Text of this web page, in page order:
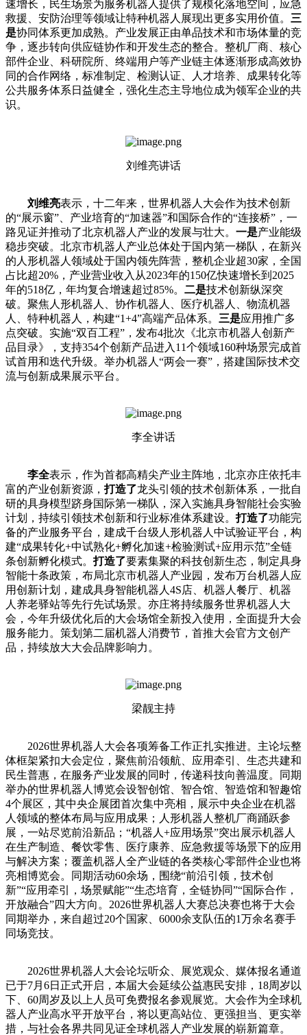
速增长，民生场景为服务机器人提供了规模化落地空间，应急
救援、安防治理等领域让特种机器人展现出更多实用价值。 三
是协同体系更加成熟。产业发展正由单品技术和市场体量的竞
争，逐步转向供应链协作和开发生态的整合。整机厂商、核心
部件企业、科研院所、终端用户等产业链主体逐渐形成高效协
同的合作网络，标准制定、检测认证、人才培养、成果转化等
公共服务体系日益健全，强化生态主导地位成为领军企业的共
识。
刘维亮讲话
刘维亮表示，十二年来，世界机器人大会作为技术创新
的“展示窗”、产业培育的“加速器”和国际合作的“连接桥”，一
路见证并推动了北京机器人产业的发展与壮大。 一是产业能级
稳步突破。北京市机器人产业总体处于国内第一梯队，在新兴
的人形机器人领域处于国内领先阵营，整机企业超30家，全国
占比超20%，产业营业收入从2023年的150亿快速增长到2025
年的518亿，年均复合增速超过85%。 二是技术创新纵深突
破。聚焦人形机器人、协作机器人、医疗机器人、物流机器
人、特种机器人，构建“1+4”高端产品体系。 三是应用推广多
点突破。实施“双百工程”，发布4批次《北京市机器人创新产
品目录》，支持354个创新产品进入11个领域160种场景完成首
试首用和迭代升级。举办机器人“两会一赛”，搭建国际技术交
流与创新成果展示平台。
李全讲话
李全表示，作为首都高精尖产业主阵地，北京亦庄依托丰
富的产业创新资源，打造了龙头引领的技术创新体系，一批自
研的具身模型跻身国际第一梯队，深入实施具身智能社会实验
计划，持续引领技术创新和行业标准体系建设。打造了功能完
备的产业服务平台，建成千台级人形机器人中试验证平台，构
建“成果转化+中试熟化+孵化加速+检验测试+应用示范”全链
条创新孵化模式。打造了要素集聚的科技创新生态，制定具身
智能十条政策，布局北京市机器人产业园，发布万台机器人应
用创新计划，建成具身智能机器人4S店、机器人餐厅、机器
人养老驿站等先行先试场景。亦庄将持续服务世界机器人大
会，今年升级优化后的大会场馆全新投入使用，全面提升大会
服务能力。策划第二届机器人消费节，首推大会官方文创产
品，持续放大大会品牌影响力。
梁靓主持
2026世界机器人大会各项筹备工作正扎实推进。主论坛整
体框架紧扣大会定位，聚焦前沿领航、应用牵引、生态共建和
民生普惠，在服务产业发展的同时，传递科技向善温度。同期
举办的世界机器人博览会设智创馆、智合馆、智造馆和智趣馆
4个展区，其中央企展团首次集中亮相，展示中央企业在机器
人领域的整体布局与应用成果；人形机器人整机厂商踊跃参
展，一站尽览前沿新品；“机器人+应用场景”突出展示机器人
在生产制造、餐饮零售、医疗康养、应急救援等场景下的应用
与解决方案；覆盖机器人全产业链的各类核心零部件企业也将
亮相博览会。同期活动60余场，围绕“前沿引领，技术创
新”“应用牵引，场景赋能”“生态培育，全链协同”“国际合作，
开放融合”四大方向。2026世界机器人大赛总决赛也将于大会
同期举办，来自超过20个国家、6000余支队伍的1万余名赛手
同场竞技。
2026世界机器人大会论坛听众、展览观众、媒体报名通道
已于7月6日正式开启，本届大会延续公益惠民安排，18周岁以
下、60周岁及以上人员可免费报名参观展览。大会作为全球机
器人产业高水平开放平台，将以更高站位、更强担当、更实举
措，与社会各界共同见证全球机器人产业发展的崭新篇章。